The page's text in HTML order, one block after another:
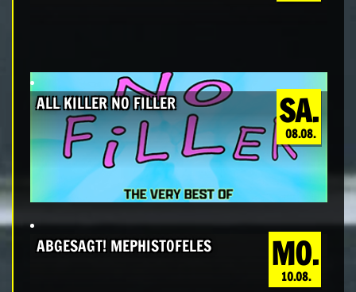
SA.
08.08.
ALL KILLER NO FILLER
MO.
10.08.
ABGESAGT! MEPHISTOFELES